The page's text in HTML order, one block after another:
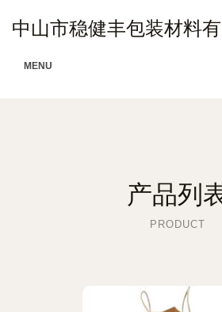
中山市稳健丰包装材料
MENU
产品列
PRODUCT